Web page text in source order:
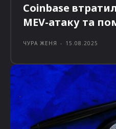
Coinbase
MEV-атаку та
ЧУРА ЖЕНЯ - 15.08.2025